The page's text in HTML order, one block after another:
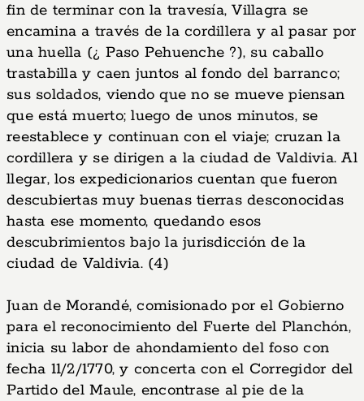
fin de terminar con la travesía, Villagra se
encamina a través de la cordillera y al pasar por
una huella (¿ Paso Pehuenche ?), su caballo
trastabilla y caen juntos al fondo del barranco;
sus soldados, viendo que no se mueve piensan
que está muerto; luego de unos minutos, se
reestablece y continuan con el viaje; cruzan la
cordillera y se dirigen a la ciudad de Valdivia. Al
llegar, los expedicionarios cuentan que fueron
descubiertas muy buenas tierras desconocidas
hasta ese momento, quedando esos
descubrimientos bajo la jurisdicción de la
ciudad de Valdivia. (4)
Juan de Morandé, comisionado por el Gobierno
para el reconocimiento del Fuerte del Planchón,
inicia su labor de ahondamiento del foso con
fecha 11/2/1770, y concerta con el Corregidor del
Partido del Maule, encontrase al pie de la